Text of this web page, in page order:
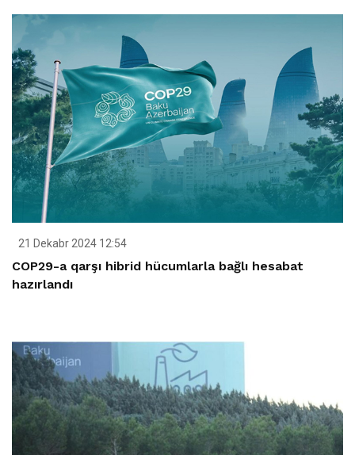
21 Dekabr 2024 12:54
COP29-a qarşı hibrid hücumlarla bağlı hesabat
hazırlandı